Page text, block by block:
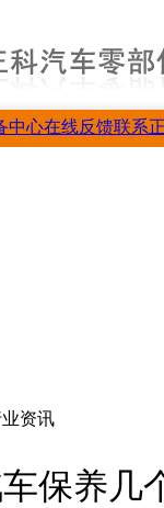
中心在线反馈联系
资讯
保养几